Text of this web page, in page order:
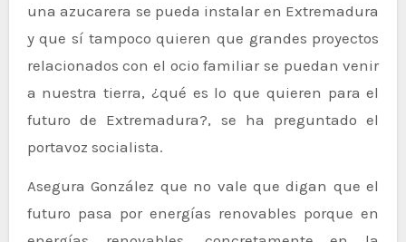
una azucarera se pueda instalar en Extremadura
y que sí tampoco quieren que grandes proyectos
relacionados con el ocio familiar se puedan venir
a nuestra tierra, ¿qué es lo que quieren para el
futuro de Extremadura?, se ha preguntado el
portavoz socialista.
Asegura González que no vale que digan que el
futuro pasa por energías renovables porque en